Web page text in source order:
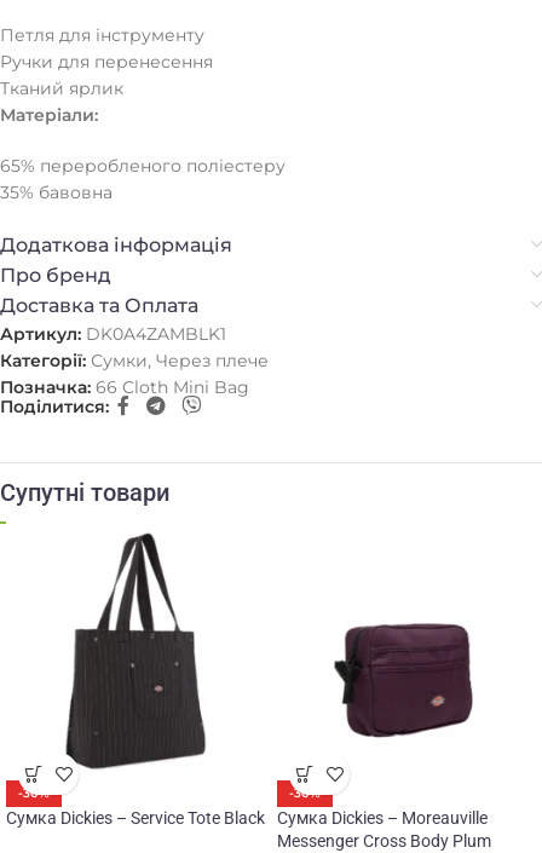
Петля для інструменту
Ручки для перенесення
Тканий ярлик
Матеріали:
65% переробленого поліестеру
35% бавовна
Додаткова інформація
Про бренд
Доставка та Оплата
Артикул: DK0A4ZAMBLK1
Категорії: Сумки, Через плече
Позначка: 66 Cloth Mini Bag
Поділитися:
Супутні товари
-30%
Сумка Dickies – Service Tote Black
-30%
Сумка Dickies – Moreauville
Messenger Cross Body Plum